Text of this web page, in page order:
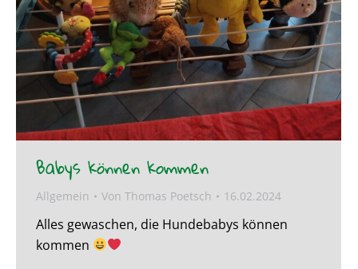
Babys können kommen
Allgemein Von Thomas Poetsch 16.02.2024
Alles gewaschen, die Hundebabys können
kommen